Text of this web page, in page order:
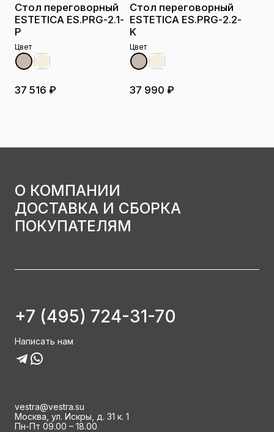
Стол переговорный
ESTETICA ES.PRG-2.1-
P
Цвет
37 516 ₽
Стол переговорный
ESTETICA ES.PRG-2.2-
K
Цвет
37 990 ₽
О КОМПАНИИ
ДОСТАВКА И СБОРКА
ПОКУПАТЕЛЯМ
+7 (495) 724-31-70
Написать нам
vestra@vestra.su
Москва, ул. Искры, д. 31 к. 1
Пн-Пт 09.00 – 18.00